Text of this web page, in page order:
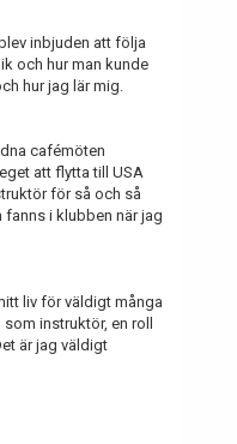
inbjuden att följa
och hur man kunde
hur jag lär mig.
cafémöten
att flytta till USA
för så och så
i klubben när jag
liv för väldigt många
instruktör, en roll
är jag väldigt